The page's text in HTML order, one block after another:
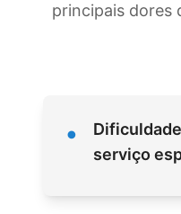
principais dores
•
serviço